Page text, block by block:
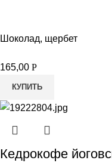
Шоколад, щербет
165,00 Р
КУПИТЬ
Кедрокофе